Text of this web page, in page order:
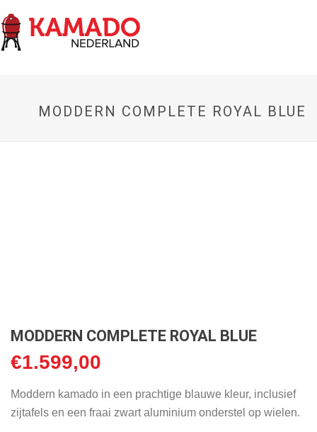
MODDERN COMPLETE ROYAL BLUE
MODDERN COMPLETE ROYAL BLUE
€1.599,00
Moddern kamado in een prachtige blauwe kleur, inclusief
zijtafels en een fraai zwart aluminium onderstel op wielen.